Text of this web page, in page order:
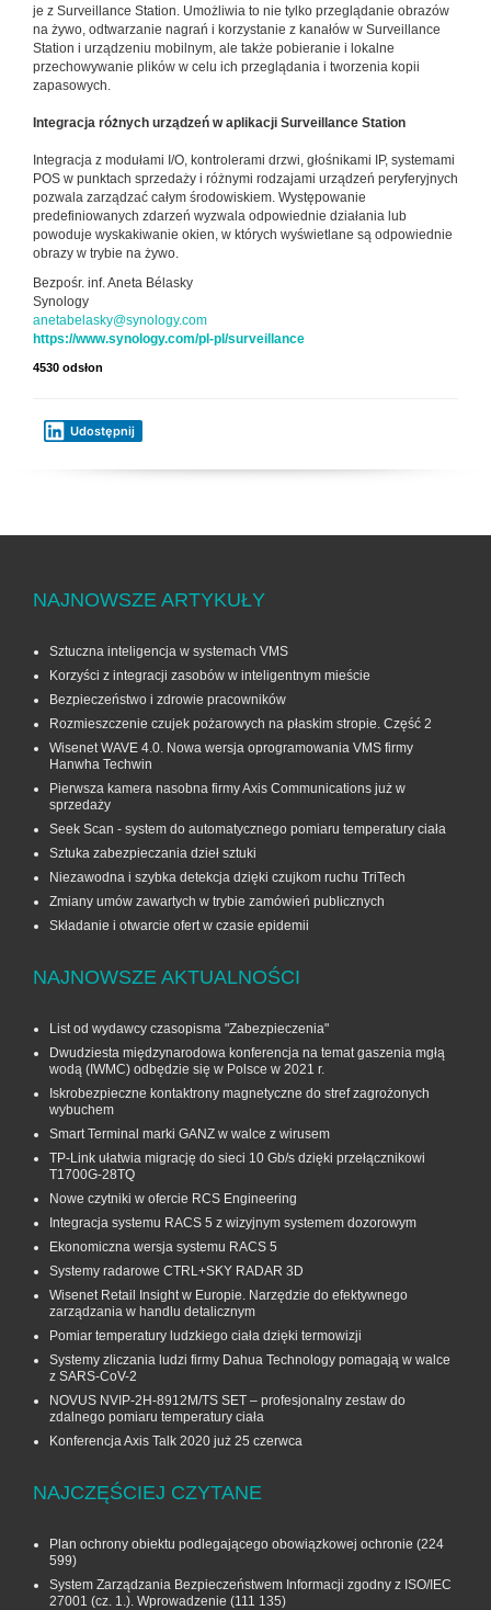
je z Surveillance Station. Umożliwia to nie tylko przeglądanie obrazów
na żywo, odtwarzanie nagrań i korzystanie z kanałów w Surveillance
Station i urządzeniu mobilnym, ale także pobieranie i lokalne
przechowywanie plików w celu ich przeglądania i tworzenia kopii
zapasowych.
Integracja różnych urządzeń w aplikacji Surveillance Station
Integracja z modułami I/O, kontrolerami drzwi, głośnikami IP, systemami
POS w punktach sprzedaży i różnymi rodzajami urządzeń peryferyjnych
pozwala zarządzać całym środowiskiem. Występowanie
predefiniowanych zdarzeń wyzwala odpowiednie działania lub
powoduje wyskakiwanie okien, w których wyświetlane są odpowiednie
obrazy w trybie na żywo.
Bezpośr. inf. Aneta Bélasky
Synology
anetabelasky@synology.com
https://www.synology.com/pl-pl/surveillance
4530 odsłon
Udostępnij
NAJNOWSZE ARTYKUŁY
Sztuczna inteligencja w systemach VMS
Korzyści z integracji zasobów w inteligentnym mieście
Bezpieczeństwo i zdrowie pracowników
Rozmieszczenie czujek pożarowych na płaskim stropie. Część 2
Wisenet WAVE 4.0. Nowa wersja oprogramowania VMS firmy
Hanwha Techwin
Pierwsza kamera nasobna firmy Axis Communications już w
sprzedaży
Seek Scan - system do automatycznego pomiaru temperatury ciała
Sztuka zabezpieczania dzieł sztuki
Niezawodna i szybka detekcja dzięki czujkom ruchu TriTech
Zmiany umów zawartych w trybie zamówień publicznych
Składanie i otwarcie ofert w czasie epidemii
NAJNOWSZE AKTUALNOŚCI
List od wydawcy czasopisma "Zabezpieczenia"
Dwudziesta międzynarodowa konferencja na temat gaszenia mgłą
wodą (IWMC) odbędzie się w Polsce w 2021 r.
Iskrobezpieczne kontaktrony magnetyczne do stref zagrożonych
wybuchem
Smart Terminal marki GANZ w walce z wirusem
TP-Link ułatwia migrację do sieci 10 Gb/s dzięki przełącznikowi
T1700G‑28TQ
Nowe czytniki w ofercie RCS Engineering
Integracja systemu RACS 5 z wizyjnym systemem dozorowym
Ekonomiczna wersja systemu RACS 5
Systemy radarowe CTRL+SKY RADAR 3D
Wisenet Retail Insight w Europie. Narzędzie do efektywnego
zarządzania w handlu detalicznym
Pomiar temperatury ludzkiego ciała dzięki termowizji
Systemy zliczania ludzi firmy Dahua Technology pomagają w walce
z SARS-CoV-2
NOVUS NVIP-2H-8912M/TS SET – profesjonalny zestaw do
zdalnego pomiaru temperatury ciała
Konferencja Axis Talk 2020 już 25 czerwca
NAJCZĘŚCIEJ CZYTANE
Plan ochrony obiektu podlegającego obowiązkowej ochronie (224
599)
System Zarządzania Bezpieczeństwem Informacji zgodny z ISO/IEC
27001 (cz. 1.). Wprowadzenie (111 135)